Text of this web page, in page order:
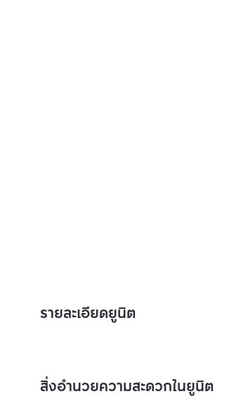
รายละเอียดยูนิต
สิ่งอำนวยความสะดวกในยูนิต